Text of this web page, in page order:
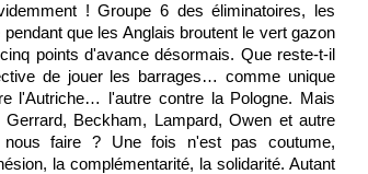
! Groupe 6 des éliminatoires, les
que les Anglais broutent le vert gazon
points d'avance désormais. Que reste-t-il
de jouer les barrages… comme unique
l'Autriche… l'autre contre la Pologne. Mais
Beckham, Lampard, Owen et autre
faire ? Une fois n'est pas coutume,
la complémentarité, la solidarité. Autant